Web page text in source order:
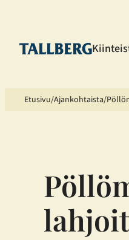
Etusivu Ajankohtaista